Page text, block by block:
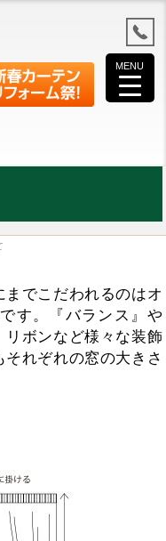
でこだわれるのはオ
す。『バランス』や
リボンなど様々な装飾
れぞれの窓の大きさ
MENU